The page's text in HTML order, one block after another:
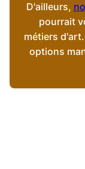
D'ailleurs,
pourrait
métiers
options